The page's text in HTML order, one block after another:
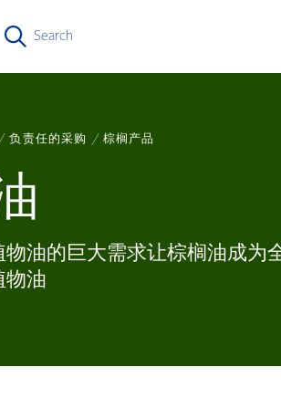
Search
负责任的采购 棕榈产品
物油的巨大需求让棕榈油成为
物油